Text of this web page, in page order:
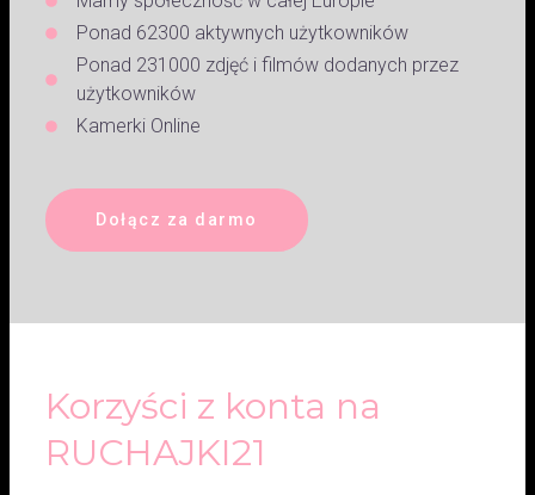
Ponad 62300 aktywnych użytkowników
Ponad 231000 zdjęć i filmów dodanych przez
użytkowników
Kamerki Online
Dołącz za darmo
Korzyści z konta na
RUCHAJKI21